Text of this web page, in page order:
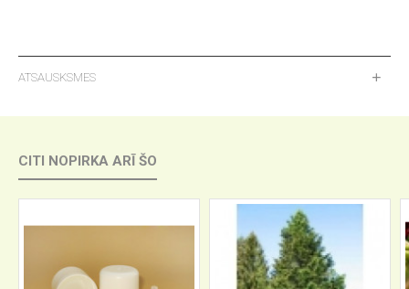
ATSAUSKSMES
CITI NOPIRKA ARĪ ŠO